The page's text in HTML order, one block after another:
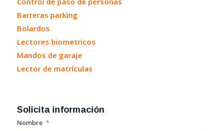
Barreras parking
Bolardos
Lectores biometricos
Mandos de garaje
Lector de matrículas
Solicita información
Nombre